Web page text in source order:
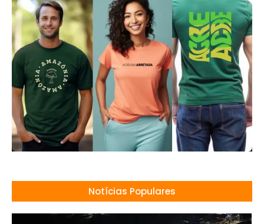
Notícias Populares